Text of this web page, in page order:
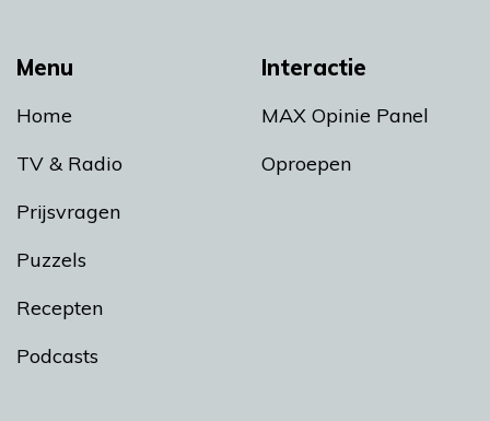
Menu
Home
TV & Radio
Prijsvragen
Puzzels
Recepten
Podcasts
Interactie
MAX Opinie Panel
Oproepen